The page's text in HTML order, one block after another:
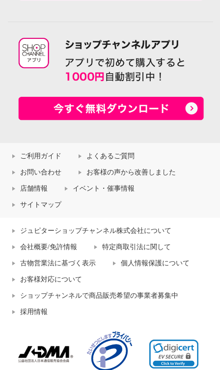
ご利用ガイド よくあるご質問
お問い合わせ お客様の声から改善しました
店舗情報 イベント・催事情報
サイトマップ
ジュピターショップチャンネル株式会社について
会社概要/免許情報 特定商取引法に関して
古物営業法に基づく表示 個人情報保護について
お客様対応について
ショップチャンネルで商品販売希望の事業者募集中
採用情報